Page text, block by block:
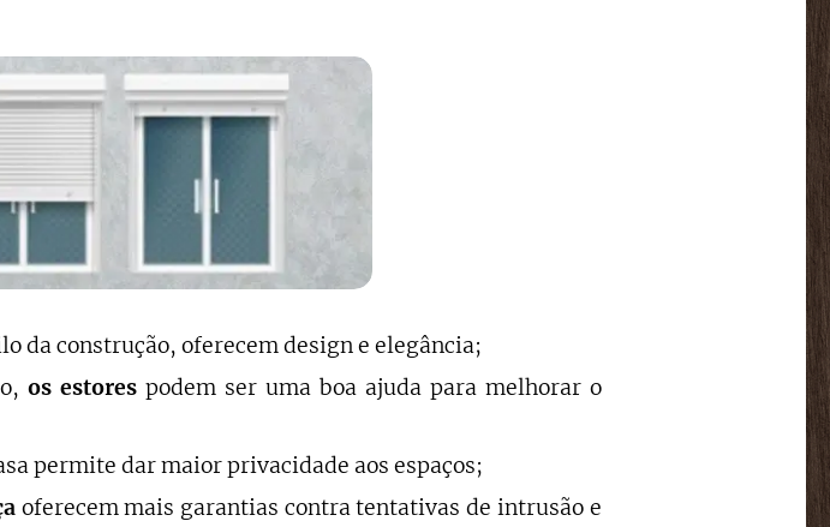
da construção, oferecem design e elegância;
os estores podem ser uma boa ajuda para melhorar o
permite dar maior privacidade aos espaços;
oferecem mais garantias contra tentativas de intrusão e